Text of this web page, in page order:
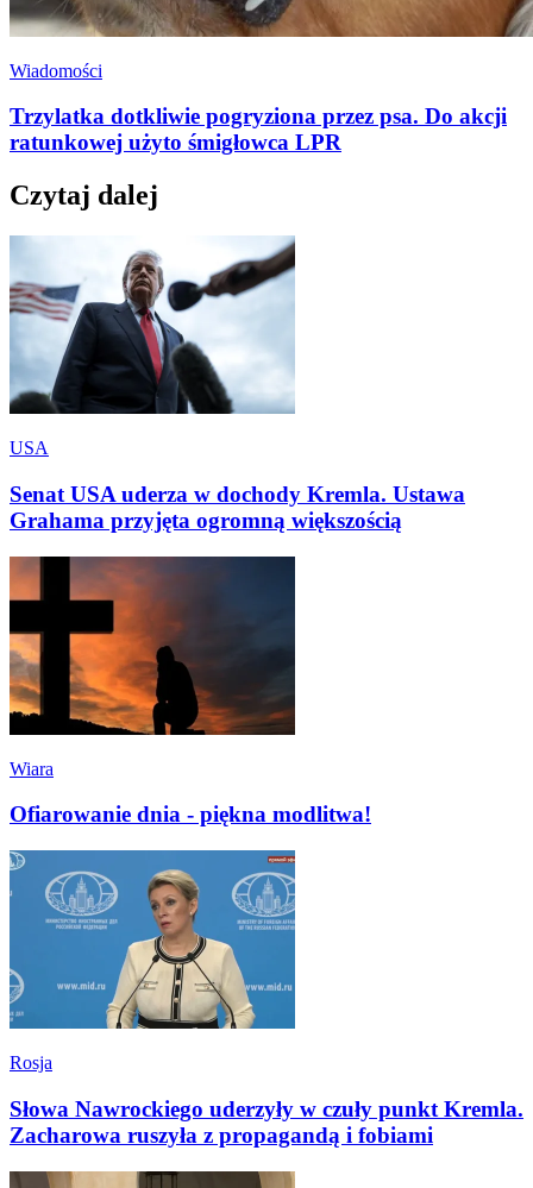
Wiadomości
Trzylatka dotkliwie pogryziona przez psa. Do akcji
ratunkowej użyto śmigłowca LPR
Czytaj dalej
USA
Senat USA uderza w dochody Kremla. Ustawa
Grahama przyjęta ogromną większością
Wiara
Ofiarowanie dnia - piękna modlitwa!
Rosja
Słowa Nawrockiego uderzyły w czuły punkt Kremla.
Zacharowa ruszyła z propagandą i fobiami